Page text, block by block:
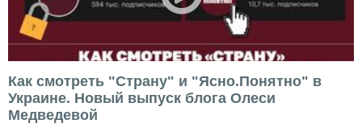
Как смотреть "Страну" и "Ясно.Понятно" в
Украине. Новый выпуск блога Олеси
Медведевой